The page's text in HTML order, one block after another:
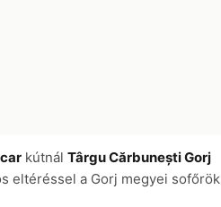
kútnál Târgu Cărbunești Gorj
eltéréssel a Gorj megyei sofőrök